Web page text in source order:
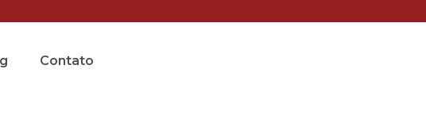
Contato